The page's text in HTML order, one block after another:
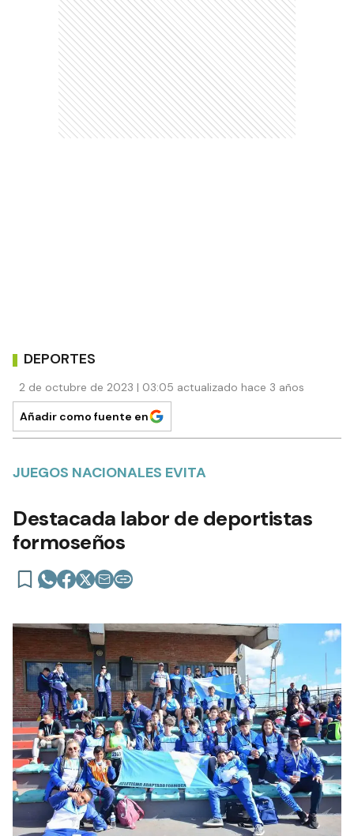
DEPORTES
2 de octubre de 2023 | 03:05 actualizado hace 3 años
Añadir como fuente en
JUEGOS NACIONALES EVITA
Destacada labor de deportistas
formoseños